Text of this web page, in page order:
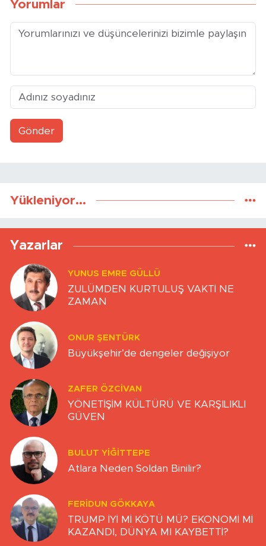
Yorumlar
Gönder
Yükleniyor...
Yazarlar
YUNUS EMRE GÜLLÜ
ZULÜMDEN KURTULUŞ VAKTİ NE
ZAMAN
ONUR ŞENTÜRK
Büyükşehir’de dengeler değişiyor
ZAFER ÖZCIVAN
YÖNETİŞİM KÜLTÜRÜ VE KARŞILIKLI
GÜVEN
BULUT YİĞİTTEPE
Atlara Neden Soldan Binilir?
FERIDUN GÖKKAYA
TRUMP İYİ Mİ KÖTÜ MÜ? EKONOMİ Mİ
KAZANDI, DÜNYA MI KAYBETTİ?